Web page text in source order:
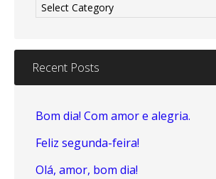
Recent Posts
Bom dia! Com amor e alegria.
Feliz segunda-feira!
Olá, amor, bom dia!